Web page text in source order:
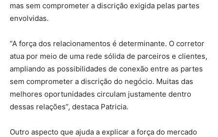
mas sem comprometer a discrição exigida pelas partes
envolvidas.
“A força dos relacionamentos é determinante. O corretor
atua por meio de uma rede sólida de parceiros e clientes,
ampliando as possibilidades de conexão entre as partes
sem comprometer a discrição do negócio. Muitas das
melhores oportunidades circulam justamente dentro
dessas relações”, destaca Patricia.
Outro aspecto que ajuda a explicar a força do mercado